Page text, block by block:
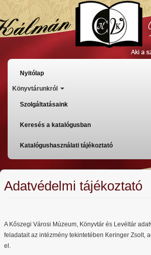
Ugrás
a
tartalomra
Főmenü
Nyitólap
Könyvtárunkról
Szolgáltatásaink
Keresés a katalógusban
Katalógushasználati tájékoztató
Adatvédelmi tájékoztató
A Kőszegi Városi Múzeum, Könyvtár és Levéltár
feladatait az intézmény tekintetében Keringer Zsolt,
el.